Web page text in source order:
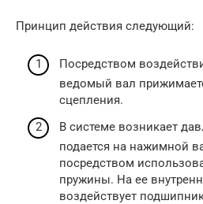
Принцип действия следующий:
Посредством
ведомый вал
сцепления.
В системе возникает
подается на нажимной
посредством
пружины. На ее
воздействует